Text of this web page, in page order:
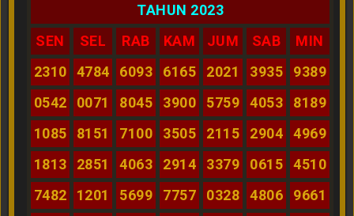
TAHUN 2023
SEN
SEL RAB KAM JUM SAB
MIN
2310
4784 6093 6165 2021 3935
9389
0542
0071 8045 3900 5759 4053
8189
1085
8151 7100 3505 2115 2904
4969
1813
2851 4063 2914 3379 0615
4510
7482
1201 5699 7757 0328 4806
9661